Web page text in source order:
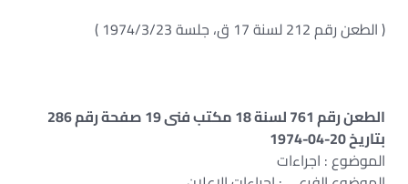
( الطعن رقم 212 لسنة 17 ق، جلسة 1974/3/23 )
الطعن رقم 761 لسنة 18 مكتب فنى 19 صفحة رقم 286
بتاريخ 20-04-1974
الموضوع : اجراءات